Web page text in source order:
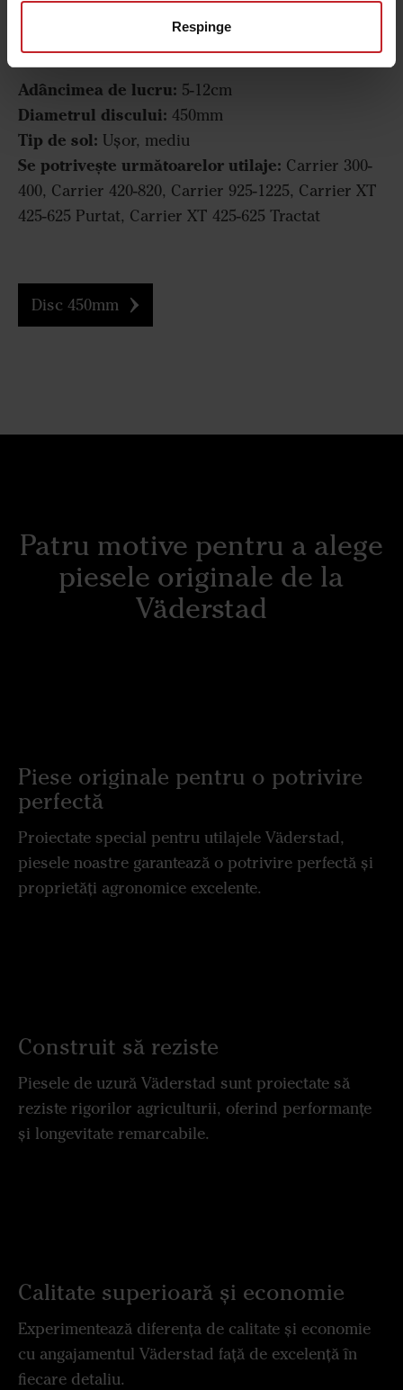
Respinge
Disc 450mm
Adâncimea de lucru: 5-12cm
Diametrul discului: 450mm
Tip de sol: Ușor, mediu
Se potrivește următoarelor utilaje: Carrier 300-
400, Carrier 420-820, Carrier 925-1225, Carrier XT
425-625 Purtat, Carrier XT 425-625 Tractat
Disc 450mm
Patru motive pentru a alege
piesele originale de la
Väderstad
Piese originale pentru o potrivire
perfectă
Proiectate special pentru utilajele Väderstad,
piesele noastre garantează o potrivire perfectă și
proprietăți agronomice excelente.
Construit să reziste
Piesele de uzură Väderstad sunt proiectate să
reziste rigorilor agriculturii, oferind performanțe
și longevitate remarcabile.
Calitate superioară și economie
Experimentează diferența de calitate și economie
cu angajamentul Väderstad față de excelență în
fiecare detaliu.